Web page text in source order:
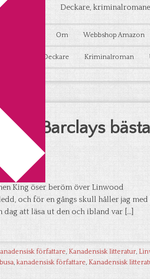
Deckare,
Om Webbshop Amazon
Deckare Kriminalroman
böcker
Barclays
King öser beröm över Linwood
och för en gångs skull håller jag med
dag att läsa ut den och ibland var […]
författare, Kanadensisk litteratur,
, kanadensisk författare, Kanadensisk